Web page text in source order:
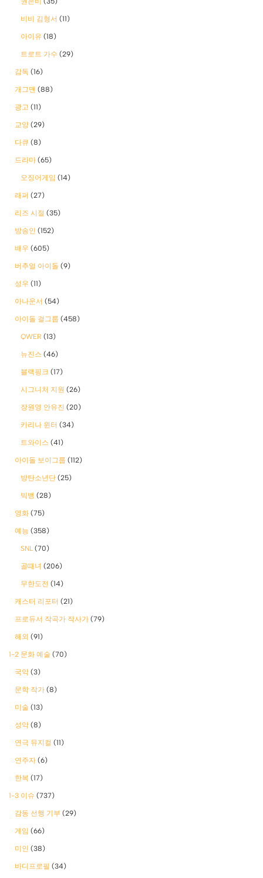
비비 김형서 (11)
아이유 (18)
트로트 가수 (29)
감독 (16)
개그맨 (88)
광고 (11)
교양 (29)
다큐 (8)
드라마 (65)
오징어게임 (14)
래퍼 (27)
리즈 시절 (35)
방송인 (152)
배우 (605)
버추얼 아이돌 (9)
성우 (11)
아나운서 (54)
아이돌 걸그룹 (458)
QWER (13)
뉴진스 (46)
블랙핑크 (17)
시그니처 지원 (26)
장원영 안유진 (20)
카리나 윈터 (34)
트와이스 (41)
아이돌 보이그룹 (112)
방탄소년단 (25)
빅뱅 (28)
영화 (75)
예능 (358)
SNL (70)
골때녀 (206)
무한도전 (14)
캐스터 리포터 (21)
프로듀서 작곡가 작사가 (79)
해외 (91)
1-2 문화 예술 (70)
국악 (3)
문학 작가 (8)
미술 (13)
성악 (8)
연극 뮤지컬 (11)
연주자 (6)
한복 (17)
1-3 이슈 (737)
감동 선행 기부 (29)
게임 (66)
미인 (38)
바디프로필 (34)